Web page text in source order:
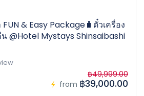
& Easy Package🧳ตั๋วเครื่อง
@Hotel Mystays Shinsaibashi
from
฿49,999.00
฿39,000.00